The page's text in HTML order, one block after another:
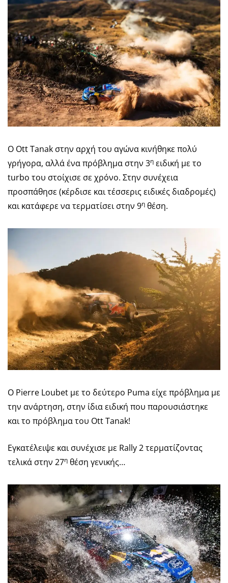
Ο Ott Tanak στην αρχή του αγώνα κινήθηκε πολύ
γρήγορα, αλλά ένα πρόβλημα στην 3η ειδική με το
turbo του στοίχισε σε χρόνο. Στην συνέχεια
προσπάθησε (κέρδισε και τέσσερις ειδικές διαδρομές)
και κατάφερε να τερματίσει στην 9η θέση.
O Pierre Loubet με το δεύτερο Puma είχε πρόβλημα με
την ανάρτηση, στην ίδια ειδική που παρουσιάστηκε
και το πρόβλημα του Ott Tanak!
Εγκατέλειψε και συνέχισε με Rally 2 τερματίζοντας
τελικά στην 27η θέση γενικής…